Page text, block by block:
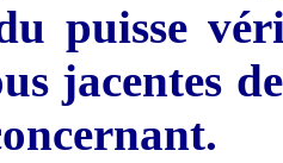
puisse
jacentes